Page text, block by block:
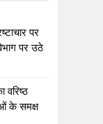
पर
पर उठे
वरिष्ठ
के समक्ष